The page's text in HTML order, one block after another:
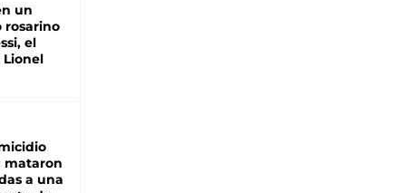
un
rosarino
el
mataron
a una